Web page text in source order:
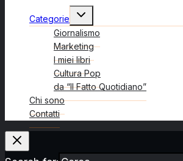
Categorie
Alterna
figlio
Giornalismo
Marketing
I miei libri
Cultura Pop
da “Il Fatto Quotidiano”
Chi sono
Contatti